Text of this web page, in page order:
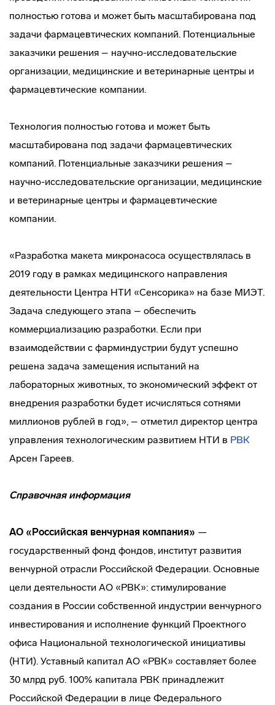
полностью готова и может быть масштабирована под
задачи фармацевтических компаний. Потенциальные
заказчики решения – научно-исследовательские
организации, медицинские и ветеринарные центры и
фармацевтические компании.
Технология полностью готова и может быть
масштабирована под задачи фармацевтических
компаний. Потенциальные заказчики решения –
научно-исследовательские организации, медицинские
и ветеринарные центры и фармацевтические
компании.
«Разработка макета микронасоса осуществлялась в
2019 году в рамках медицинского направления
деятельности Центра НТИ «Сенсорика» на базе МИЭТ.
Задача следующего этапа – обеспечить
коммерциализацию разработки. Если при
взаимодействии с фарминдустрии будут успешно
решена задача замещения испытаний на
лабораторных животных, то экономический эффект от
внедрения разработки будет исчисляться сотнями
миллионов рублей в год», – отметил директор центра
управления технологическим развитием НТИ в РВК
Арсен Гареев.
Справочная информация
АО «Российская венчурная компания» —
государственный фонд фондов, институт развития
венчурной отрасли Российской Федерации. Основные
цели деятельности АО «РВК»: стимулирование
создания в России собственной индустрии венчурного
инвестирования и исполнение функций Проектного
офиса Национальной технологической инициативы
(НТИ). Уставный капитал АО «РВК» составляет более
30 млрд руб. 100% капитала РВК принадлежит
Российской Федерации в лице Федерального